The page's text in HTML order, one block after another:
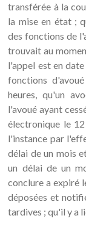
transférée à la
la mise en état ;
des fonctions de
trouvait au
l'appel est en
fonctions
heures, qu'un
l'avoué ayant
électronique le
l'instance par
délai de un mois
un délai de un
conclure a expiré
déposées et
tardives ; qu'il y a